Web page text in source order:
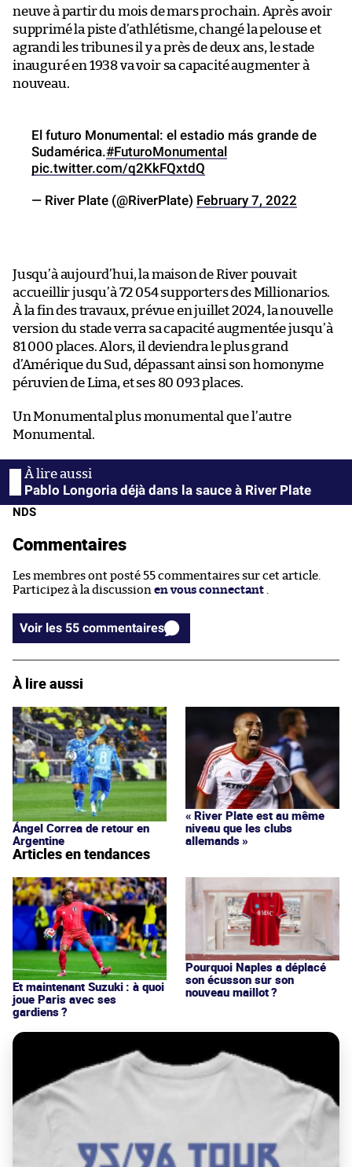
neuve à partir du mois de mars prochain. Après avoir
supprimé la piste d’athlétisme, changé la pelouse et
agrandi les tribunes il y a près de deux ans, le stade
inauguré en 1938 va voir sa capacité augmenter à
nouveau.
El futuro Monumental: el estadio más grande de
Sudamérica.#FuturoMonumental
pic.twitter.com/q2KkFQxtdQ
— River Plate (@RiverPlate) February 7, 2022
Jusqu’à aujourd’hui, la maison de River pouvait
accueillir jusqu’à 72 054 supporters des Millionarios.
À la fin des travaux, prévue en juillet 2024, la nouvelle
version du stade verra sa capacité augmentée jusqu’à
81 000 places. Alors, il deviendra le plus grand
d’Amérique du Sud, dépassant ainsi son homonyme
péruvien de Lima, et ses 80 093 places.
Un Monumental plus monumental que l’autre
Monumental.
Pablo Longoria déjà dans la sauce à River Plate
NDS
Commentaires
Les membres ont posté 55 commentaires sur cet article.
Participez à la discussion en vous connectant
Voir les 55 commentaires
À lire aussi
Ángel Correa de retour en
Argentine
« River Plate est au même
niveau que les clubs
allemands »
Articles en tendances
Et maintenant Suzuki : à quoi
joue Paris avec ses
gardiens ?
Pourquoi Naples a déplacé
son écusson sur son
nouveau maillot ?